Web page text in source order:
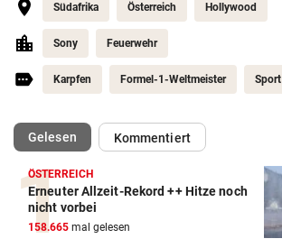
Südafrika Österreich Hollywood
Sony Feuerwehr
Karpfen Formel-1-Weltmeister Sport
Gelesen(ausgewählt)Kommentiert
ÖSTERREICH
Erneuter Allzeit-Rekord ++ Hitze noch
nicht vorbei
158.665 mal gelesen